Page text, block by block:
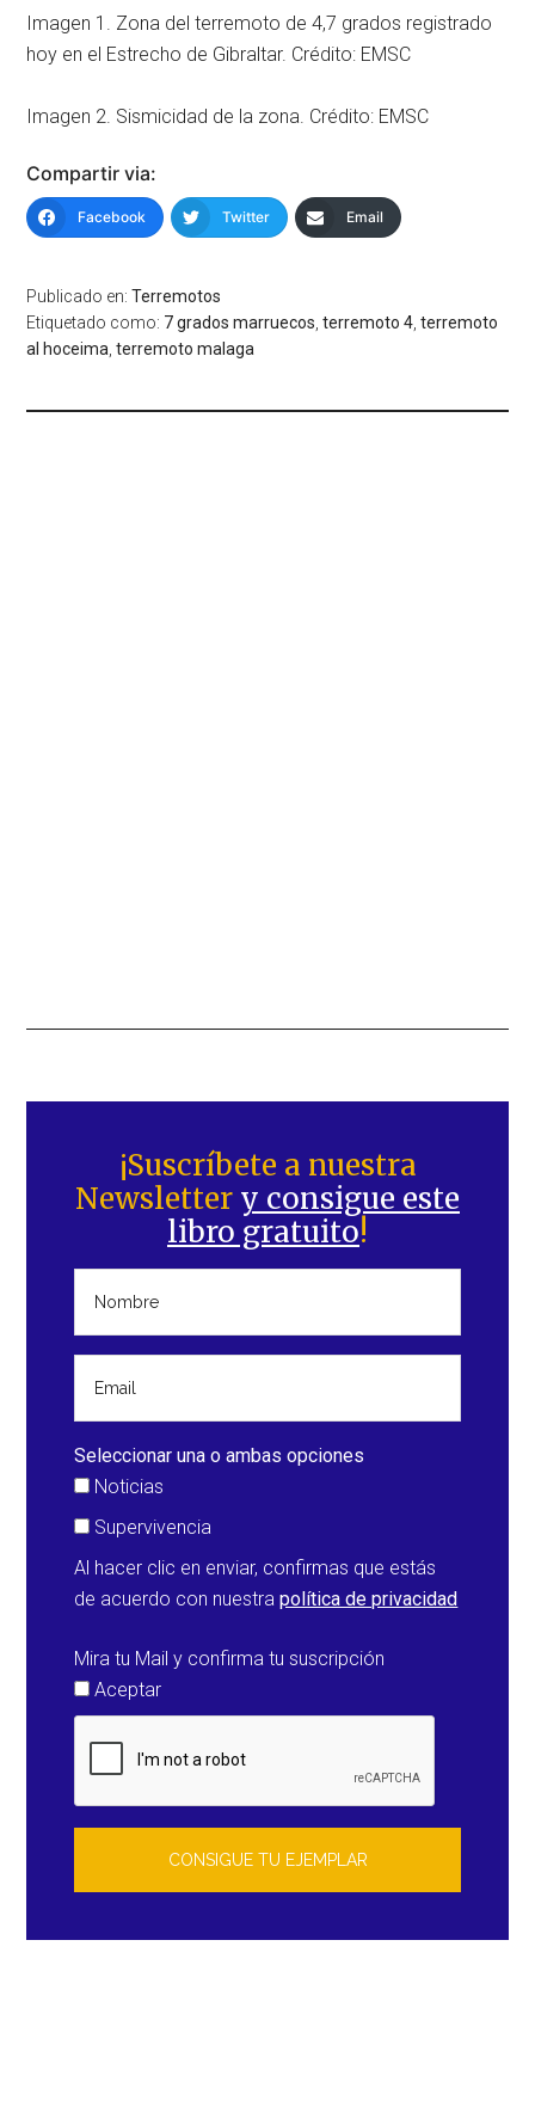
Imagen 1. Zona del terremoto de 4,7 grados registrado
hoy en el Estrecho de Gibraltar. Crédito: EMSC
Imagen 2. Sismicidad de la zona. Crédito: EMSC
Compartir via:
Facebook Twitter Email
Publicado en:Terremotos
Etiquetado como: 7 grados marruecos,terremoto 4,terremoto
al hoceima,terremoto malaga
lateral
principal
¡Suscríbete a nuestra
Newsletter y consigue este
libro gratuito!
Seleccionar una o ambas opciones
Noticias
Supervivencia
Al hacer clic en enviar, confirmas que estás
de acuerdo con nuestrapolítica de privacidad
Mira tu Mail y confirma tu suscripción
Aceptar